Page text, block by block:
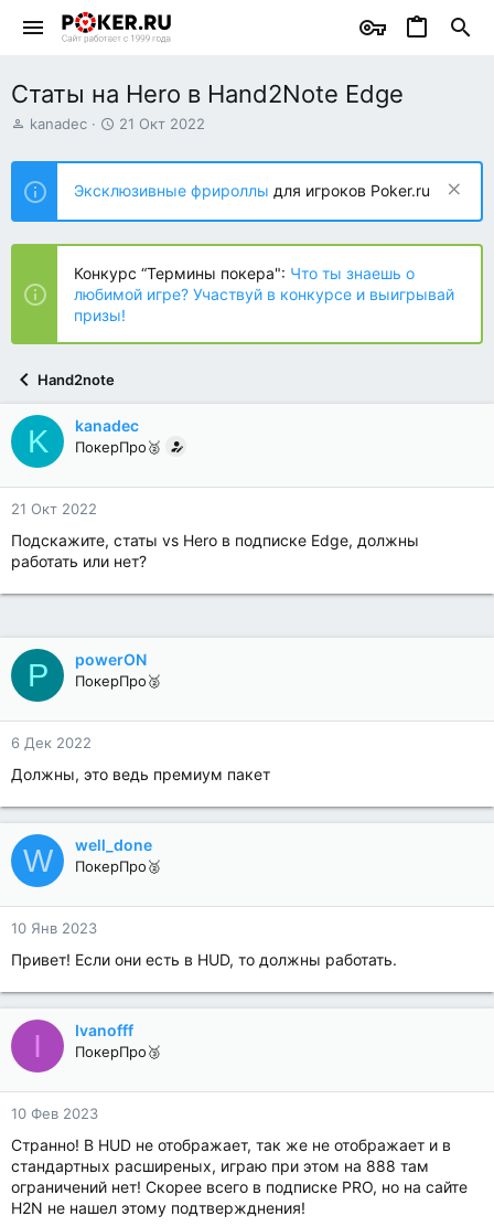
Статы на Hero в Hand2Note Edge
А
т
о
р
т
е
ы
kanadec
Д
т
н
а
ч
л
а
21 Окт 2022
Эксклюзивные фрироллы для игроков Poker.ru
Конкурс “Термины покера": Что ты знаешь о
любимой игре? Участвуй в конкурсе и выигрывай
призы!
Hand2note
K kanadec
ПокерПро🥈
21 Окт 2022
Подскажите, статы vs Hero в подписке Edge, должны
работать или нет?
P powerON
ПокерПро🥈
6 Дек 2022
Должны, это ведь премиум пакет
W well_done
ПокерПро🥈
10 Янв 2023
Привет! Если они есть в HUD, то должны работать.
I Ivanofff
ПокерПро🥉
10 Фев 2023
Странно! В HUD не отображает, так же не отображает и в
стандартных расширеных, играю при этом на 888 там
ограничений нет! Скорее всего в подписке PRO, но на сайте
H2N не нашел этому подтвержднения!